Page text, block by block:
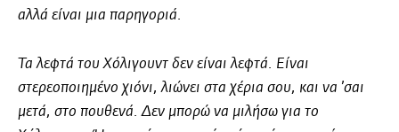
αλλά είναι μια παρηγοριά.
Τα λεφτά του Χόλιγουντ δεν είναι λεφτά. Είναι
στερεοποιημένο χιόνι, λιώνει στα χέρια σου, και να ’σαι
μετά, στο πουθενά. Δεν μπορώ να μιλήσω για το